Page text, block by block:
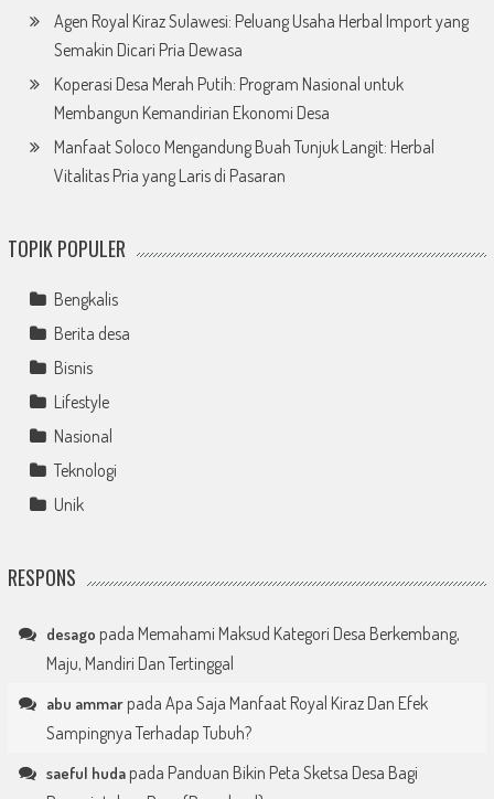
Agen Royal Kiraz Sulawesi: Peluang Usaha Herbal Import yang
Semakin Dicari Pria Dewasa
Koperasi Desa Merah Putih: Program Nasional untuk
Membangun Kemandirian Ekonomi Desa
Manfaat Soloco Mengandung Buah Tunjuk Langit: Herbal
Vitalitas Pria yang Laris di Pasaran
TOPIK POPULER
Bengkalis
Berita desa
Bisnis
Lifestyle
Nasional
Teknologi
Unik
RESPONS
desago pada Memahami Maksud Kategori Desa Berkembang,
Maju, Mandiri Dan Tertinggal
abu ammarpada Apa Saja Manfaat Royal Kiraz Dan Efek
Sampingnya Terhadap Tubuh?
saeful hudapada Panduan Bikin Peta Sketsa Desa Bagi